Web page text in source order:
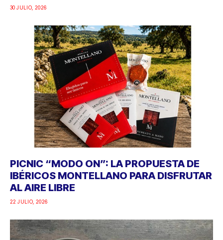
30 JULIO, 2026
PICNIC “MODO ON”: LA PROPUESTA DE
IBÉRICOS MONTELLANO PARA DISFRUTAR
AL AIRE LIBRE
22 JULIO, 2026